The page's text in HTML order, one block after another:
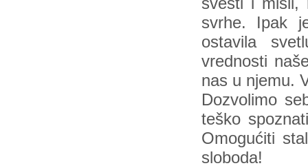
svesti i misli,
svrhe. Ipak
ostavila
vrednosti
nas u njemu.
Dozvolimo
teško
Omogućiti
sloboda!